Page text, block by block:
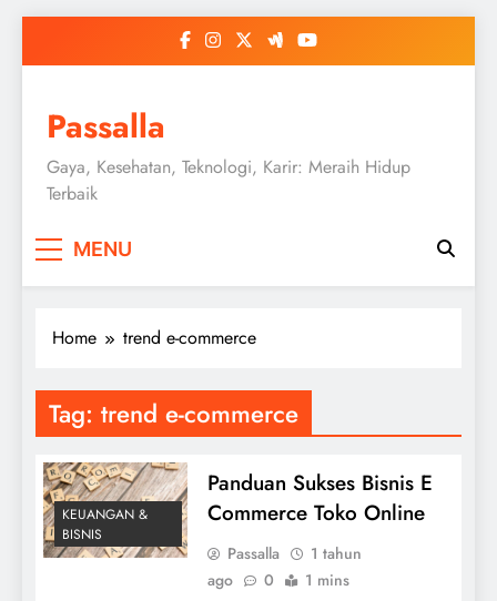
Passalla
Gaya, Kesehatan, Teknologi, Karir: Meraih Hidup
Terbaik
MENU
Home trend e-commerce
Tag: trend e-commerce
KEUANGAN &
BISNIS
Panduan Sukses Bisnis E
Commerce Toko Online
Passalla
1 tahun
ago
0 1 mins